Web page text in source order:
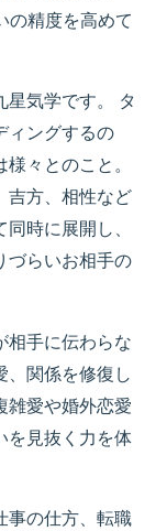
の精度を高めて
星気学です。 タ
ィングするの
々とのこと。
吉方、相性など
時に展開し、
づらいお相手の
相手に伝わらな
、関係を修復し
雑愛や婚外恋愛
を見抜く力を体
事の仕方、転職